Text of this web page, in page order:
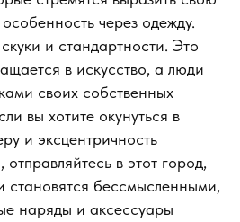
через одежду.
и стандартности. Это
в искусство, а люди
своих собственных
вы хотите окунуться в
и эксцентричность
в этот город,
становятся бессмысленными,
наряды и аксессуары